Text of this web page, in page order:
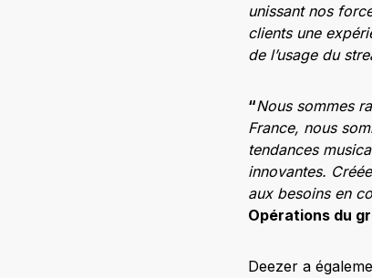
unissant nos
clients une
de l’usage du
“Nous sommes
France, nous
tendances
innovantes.
aux besoins en
Opérations du
Deezer a